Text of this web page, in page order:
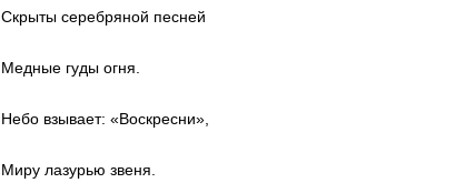
Скрыты серебряной песней
Медные гуды огня.
Небо взывает: «Воскресни»,
Миру лазурью звеня.